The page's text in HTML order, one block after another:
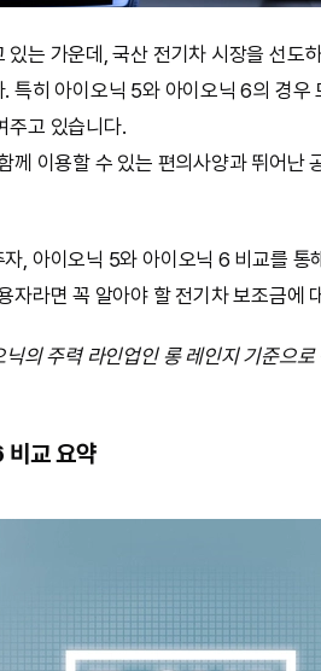
는 가운데, 국산 전기차 시장을 선도
특히 아이오닉 5와 아이오닉 6의 경우
주고 있습니다.
께 이용할 수 있는 편의사양과 뛰어난
, 아이오닉 5와 아이오닉 6 비교를 통
자라면 꼭 알아야 할 전기차 보조금에
의 주력 라인업인 롱 레인지 기준으로
교 요약